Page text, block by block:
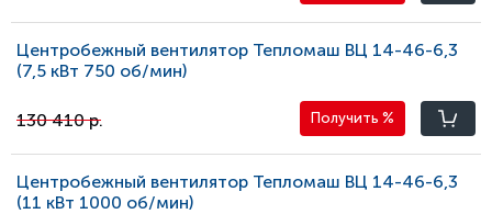
Центробежный вентилятор Тепломаш ВЦ 14-46-6,3
(7,5 кВт 750 oб/мин)
130 410 р. Получить %
Центробежный вентилятор Тепломаш ВЦ 14-46-6,3
(11 кВт 1000 oб/мин)